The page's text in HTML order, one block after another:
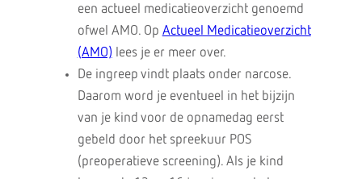
een actueel medicatieoverzicht genoemd
ofwel AMO. Op Actueel Medicatieoverzicht
(AMO)lees je er meer over.
De ingreep vindt plaats onder narcose.
Daarom word je eventueel in het bijzijn
van je kind voor de opnamedag eerst
gebeld door het spreekuur POS
(preoperatieve screening). Als je kind